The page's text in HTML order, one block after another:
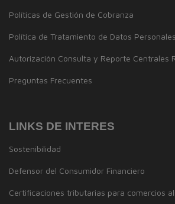
Políticas de Gestión de Cobranza
Política de Tratamiento de Datos Personales
Autorización Consulta y Reporte Centrales
Preguntas Frecuentes
LINKS DE INTERES
Sostenibilidad
Defensor del Consumidor Financiero
Certificaciones tributarias para comercios